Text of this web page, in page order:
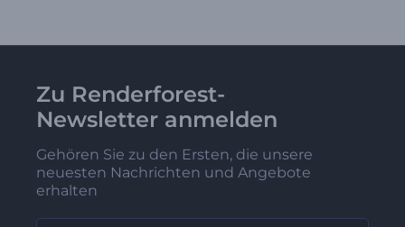
Zu Renderforest-
Newsletter anmelden
Gehören Sie zu den Ersten, die unsere
neuesten Nachrichten und Angebote
erhalten